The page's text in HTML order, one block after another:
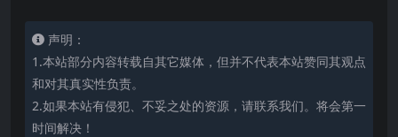
声明：
1.本站部分内容转载自其它媒体，但并不代表本站赞同其观点
和对其真实性负责。
2.如果本站有侵犯、不妥之处的资源，请联系我们。将会第一
时间解决！